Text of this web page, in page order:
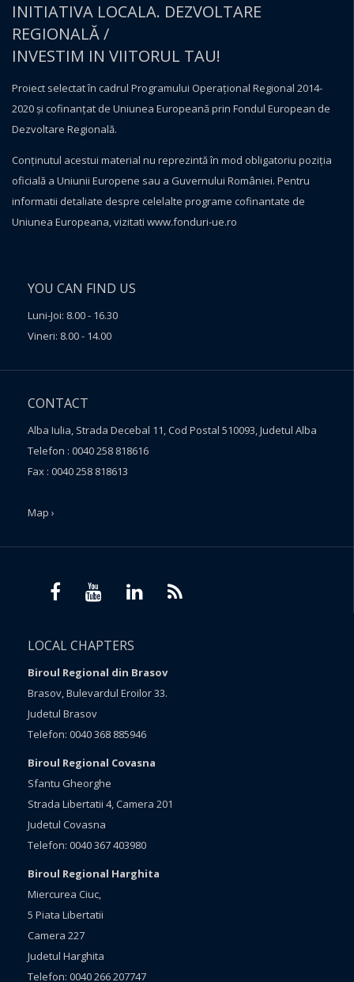
INITIATIVA LOCALA. DEZVOLTARE
REGIONALĂ /
INVESTIM IN VIITORUL TAU!
Proiect selectat în cadrul Programului Operațional Regional 2014-
2020 și cofinanțat de Uniunea Europeană prin Fondul European de
Dezvoltare Regională.
Conţinutul acestui material nu reprezintă în mod obligatoriu poziţia
oficială a Uniunii Europene sau a Guvernului României. Pentru
informatii detaliate despre celelalte programe cofinantate de
Uniunea Europeana, vizitati www.fonduri-ue.ro
YOU CAN FIND US
Luni-Joi: 8.00 - 16.30
Vineri: 8.00 - 14.00
CONTACT
Alba Iulia, Strada Decebal 11, Cod Postal 510093, Judetul Alba
Telefon : 0040 258 818616
Fax : 0040 258 818613
Map ›
LOCAL CHAPTERS
Biroul Regional din Brasov
Brasov, Bulevardul Eroilor 33.
Judetul Brasov
Telefon: 0040 368 885946
Biroul Regional Covasna
Sfantu Gheorghe
Strada Libertatii 4, Camera 201
Judetul Covasna
Telefon: 0040 367 403980
Biroul Regional Harghita
Miercurea Ciuc,
5 Piata Libertatii
Camera 227
Judetul Harghita
Telefon: 0040 266 207747